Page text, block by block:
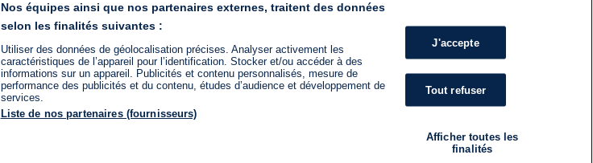
Nos équipes ainsi que nos partenaires externes, traitent des données
selon les finalités suivantes :
Utiliser des données de géolocalisation précises. Analyser activement les
caractéristiques de l’appareil pour l’identification. Stocker et/ou accéder à des
informations sur un appareil. Publicités et contenu personnalisés, mesure de
performance des publicités et du contenu, études d’audience et développement de
services.
Liste de nos partenaires (fournisseurs)
J'accepte
Tout refuser
Afficher toutes les
finalités